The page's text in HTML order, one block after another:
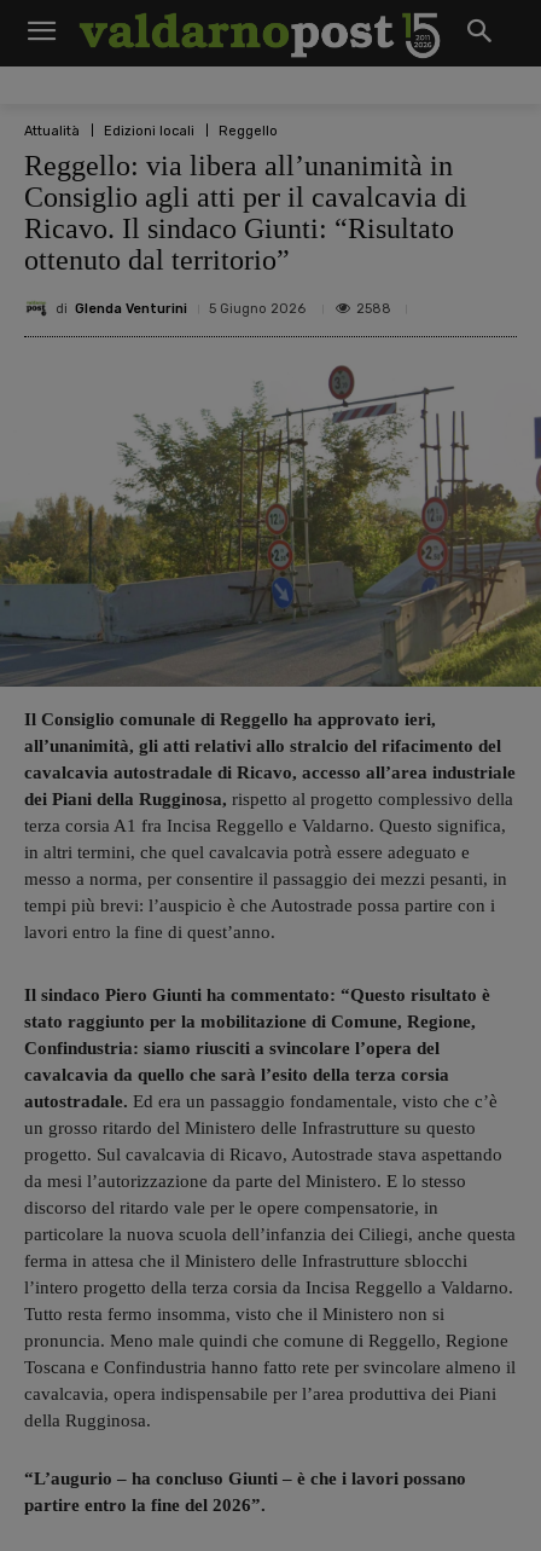
Attualità Edizioni locali Reggello
Reggello: via libera all’unanimità in
Consiglio agli atti per il cavalcavia di
Ricavo. Il sindaco Giunti: “Risultato
ottenuto dal territorio”
di Glenda Venturini 5 Giugno 2026 2588
Il Consiglio comunale di Reggello ha approvato ieri,
all’unanimità, gli atti relativi allo stralcio del rifacimento del
cavalcavia autostradale di Ricavo, accesso all’area industriale
dei Piani della Rugginosa, rispetto al progetto complessivo della
terza corsia A1 fra Incisa Reggello e Valdarno. Questo significa,
in altri termini, che quel cavalcavia potrà essere adeguato e
messo a norma, per consentire il passaggio dei mezzi pesanti, in
tempi più brevi: l’auspicio è che Autostrade possa partire con i
lavori entro la fine di quest’anno.
Il sindaco Piero Giunti ha commentato: “Questo risultato è
stato raggiunto per la mobilitazione di Comune, Regione,
Confindustria: siamo riusciti a svincolare l’opera del
cavalcavia da quello che sarà l’esito della terza corsia
autostradale. Ed era un passaggio fondamentale, visto che c’è
un grosso ritardo del Ministero delle Infrastrutture su questo
progetto. Sul cavalcavia di Ricavo, Autostrade stava aspettando
da mesi l’autorizzazione da parte del Ministero. E lo stesso
discorso del ritardo vale per le opere compensatorie, in
particolare la nuova scuola dell’infanzia dei Ciliegi, anche questa
ferma in attesa che il Ministero delle Infrastrutture sblocchi
l’intero progetto della terza corsia da Incisa Reggello a Valdarno.
Tutto resta fermo insomma, visto che il Ministero non si
pronuncia. Meno male quindi che comune di Reggello, Regione
Toscana e Confindustria hanno fatto rete per svincolare almeno il
cavalcavia, opera indispensabile per l’area produttiva dei Piani
della Rugginosa.
“L’augurio – ha concluso Giunti – è che i lavori possano
partire entro la fine del 2026”.